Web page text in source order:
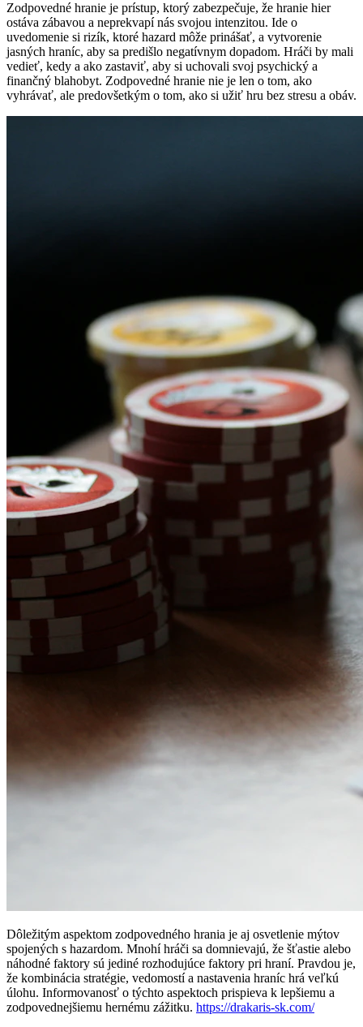
Zodpovedné hranie je prístup, ktorý zabezpečuje, že hranie hier
ostáva zábavou a neprekvapí nás svojou intenzitou. Ide o
uvedomenie si rizík, ktoré hazard môže prinášať, a vytvorenie
jasných hraníc, aby sa predišlo negatívnym dopadom. Hráči by mali
vedieť, kedy a ako zastaviť, aby si uchovali svoj psychický a
finančný blahobyt. Zodpovedné hranie nie je len o tom, ako
vyhrávať, ale predovšetkým o tom, ako si užiť hru bez stresu a obáv.
Dôležitým aspektom zodpovedného hrania je aj osvetlenie mýtov
spojených s hazardom. Mnohí hráči sa domnievajú, že šťastie alebo
náhodné faktory sú jediné rozhodujúce faktory pri hraní. Pravdou je,
že kombinácia stratégie, vedomostí a nastavenia hraníc hrá veľkú
úlohu. Informovanosť o týchto aspektoch prispieva k lepšiemu a
zodpovednejšiemu hernému zážitku. https://drakaris-sk.com/